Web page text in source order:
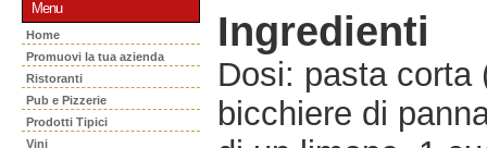
Menu
Home
Promuovi la tua azienda
Ristoranti
Pub e Pizzerie
Prodotti Tipici
Vini
Ingredienti
Dosi: pasta
bicchiere di